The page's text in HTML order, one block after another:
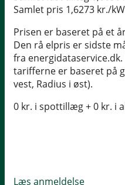
Samlet pris 1,6273 kr./
Prisen er baseret på et
Den rå elpris er sidste
fra
tarifferne er baseret på
vest, Radius i øst).
0 kr. i spottillæg + 0 kr. i
Læs anmeldelse